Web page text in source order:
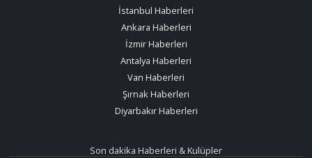
İstanbul Haberleri
Ankara Haberleri
İzmir Haberleri
Antalya Haberleri
Van Haberleri
Şırnak Haberleri
Diyarbakır Haberleri
Son dakika Haberleri & Kulüpler